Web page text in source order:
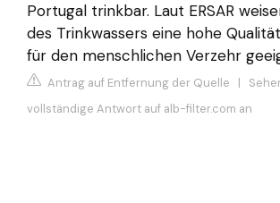
Portugal trinkbar. Laut ERSAR
des Trinkwassers eine hohe
für den menschlichen Verzehr
Antrag auf Entfernung der Quelle |
vollständige Antwort auf alb-filter.com an